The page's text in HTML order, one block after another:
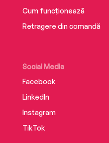
Cum funcționează
Retragere din comandă
Social Media
Facebook
LinkedIn
Instagram
TikTok